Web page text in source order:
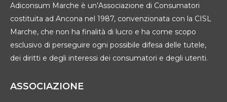
Adiconsum Marche è un’Associazione di Consumatori
costituita ad Ancona nel 1987, convenzionata con la CISL
Marche, che non ha finalità di lucro e ha come scopo
esclusivo di perseguire ogni possibile difesa delle tutele,
dei diritti e degli interessi dei consumatori e degli utenti.
ASSOCIAZIONE